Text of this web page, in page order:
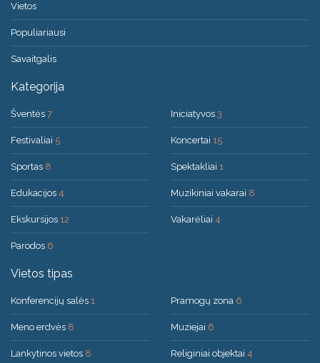
Vietos
Populiariausi
Savaitgalis
Kategorija
Šventės 7
Festivaliai 5
Sportas 8
Edukacijos 4
Ekskursijos 12
Parodos 6
Iniciatyvos 3
Koncertai 15
Spektakliai 1
Muzikiniai vakarai 8
Vakarėliai 4
Vietos tipas
Konferencijų salės 1
Meno erdvės 8
Lankytinos vietos 8
Pramogų zona 6
Muziejai 6
Religiniai objektai 4